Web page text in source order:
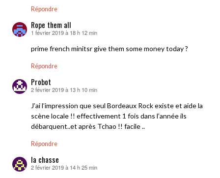
Répondre
Rope them all
dit :
1 février 2019 à 18 h 12 min
prime french minitsr give them some money today ?
Répondre
Probot
dit :
2 février 2019 à 13 h 10 min
J’ai l’impression que seul Bordeaux Rock existe et aide la
scène locale !! effectivement 1 fois dans l’année ils
débarquent..et après Tchao !! facile ..
Répondre
la chasse
dit :
2 février 2019 à 14 h 25 min